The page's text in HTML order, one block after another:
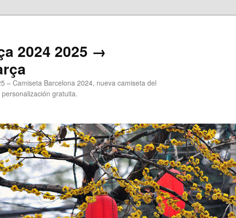
2024 2025 →
– Camiseta Barcelona 2024, nueva camiseta del
gratuita.